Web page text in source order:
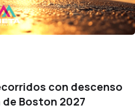
con descenso
Boston 2027